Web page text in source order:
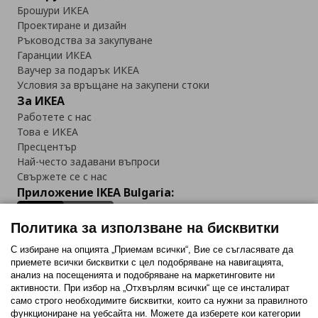
Брошури ИКЕА
Проектиране и дизайн
Ръководства за закупуване
Гаранции ИКЕА
Ваучер за подарък ИКЕА
Условия за връщане на закупени стоки
За ИКЕА
Работете с нас
Това е ИКЕА
Пресцентър
Най-често задавани въпроси
Свържете се с нас
Приложение IKEA Bulgaria:
Последвайте ни:
FacebookTwitterYoutubePinterestInstagram
Политика за използване на бисквитки
С избиране на опцията „Приемам всички“, Вие се съгласявате да
приемете всички бисквитки с цел подобряване на навигацията,
анализ на посещенията и подобряване на маркетинговите ни
активности. При избор на „Отхвърлям всички“ ще се инсталират
само строго необходимитe бисквитки, които са нужни за правилното
функциониране на уебсайта ни. Можете да изберете кои категории